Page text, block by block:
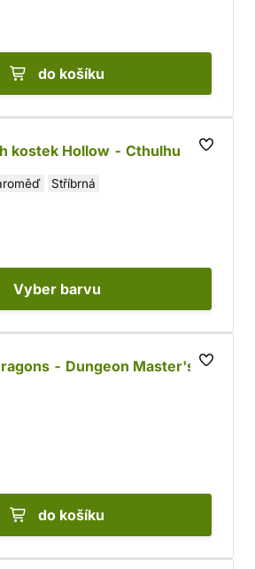
do košíku
kostek Hollow - Cthulhu
Stříbrná
Vyber barvu
- Dungeon Master's
do košíku